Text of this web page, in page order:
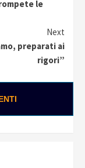
le
Next
preparati ai
rigori”